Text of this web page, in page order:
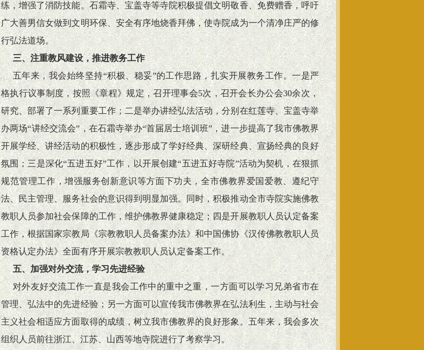
练，增强了消防技能。石霜寺、宝盖寺等寺院积极提倡文明敬香、免费赠香，呼吁
广大善男信女做到文明环保、安全有序地烧香拜佛，使寺院成为一个清净庄严的修
行弘法道场。
三、注重教风建设，推进教务工作
五年来，我会始终坚持“积极、稳妥”的工作思路，扎实开展教务工作。一是严
格执行议事制度，按照《章程》规定，召开理事会5次，召开会长办公会30余次，
研究、部署了一系列重要工作；二是举办讲经弘法活动，分别在红莲寺、宝盖寺举
办两场“讲经交流会”，在石霜寺举办“首届居士培训班”，进一步提高了我市佛教界
开展学经、讲经活动的积极性，逐步形成了学好经典、深研经典、宣扬经典的良好
氛围；三是深化“五进五好”工作，以开展创建“五进五好寺院”活动为契机，在狠抓
规范管理工作，增强服务创新意识等方面下功夫，全市佛教界爱国爱教、遵纪守
法、民主管理、服务社会的意识得到明显加强。同时，积极推动全市寺院实施佛教
教职人员参加社会保障的工作，维护佛教界健康稳定；四是开展教职人员认定备案
工作，根据国家宗教局《宗教教职人员备案办法》和中国佛协《汉传佛教教职人员
资格认定办法》全面有序开展宗教教职人员认定备案工作。
五、加强对外交流，学习先进经验
对外友好交流工作一直是我会工作中的重中之重，一方面可以学习兄弟省市在
管理、弘法中的先进经验；另一方面可以宣传我市佛教界在弘法利生，主动与社会
主义社会相适应方面取得的成绩，树立我市佛教界的良好形象。五年来，我会多次
组织人员前往浙江、江苏、山西等地寺院进行了考察学习。